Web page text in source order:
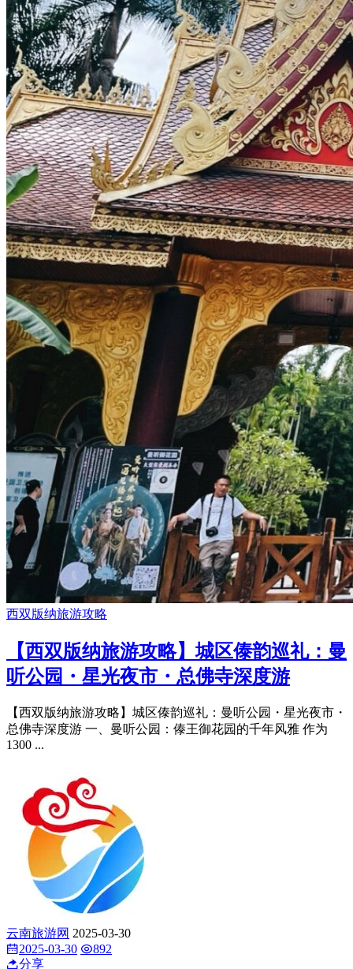
西双版纳旅游攻略
【西双版纳旅游攻略】城区傣韵巡礼：曼
听公园・星光夜市・总佛寺深度游
【西双版纳旅游攻略】城区傣韵巡礼：曼听公园・星光夜市・
总佛寺深度游 一、曼听公园：傣王御花园的千年风雅 作为
1300 ...
云南旅游网 2025-03-30
2025-03-30
892
分享